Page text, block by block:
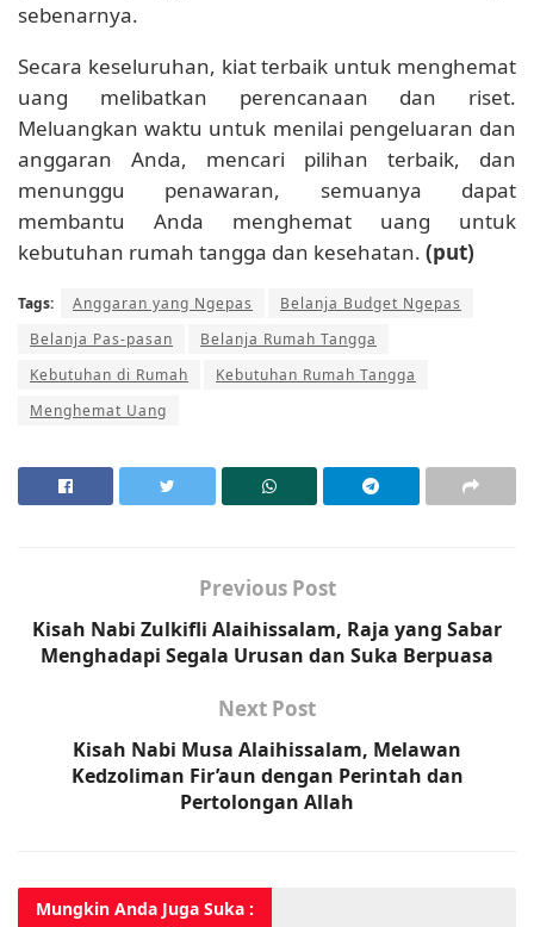
sebenarnya.
Secara keseluruhan, kiat terbaik untuk menghemat
uang melibatkan perencanaan dan riset.
Meluangkan waktu untuk menilai pengeluaran dan
anggaran Anda, mencari pilihan terbaik, dan
menunggu penawaran, semuanya dapat
membantu Anda menghemat uang untuk
kebutuhan rumah tangga dan kesehatan. (put)
Tags: Anggaran yang Ngepas
Belanja Budget Ngepas
Belanja Pas-pasan
Belanja Rumah Tangga
Kebutuhan di Rumah
Kebutuhan Rumah Tangga
Menghemat Uang
Previous Post
Kisah Nabi Zulkifli Alaihissalam, Raja yang Sabar
Menghadapi Segala Urusan dan Suka Berpuasa
Next Post
Kisah Nabi Musa Alaihissalam, Melawan
Kedzoliman Fir’aun dengan Perintah dan
Pertolongan Allah
Mungkin Anda Juga Suka :